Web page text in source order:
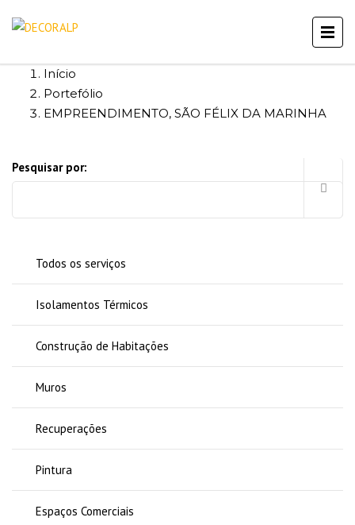
Início
Portefólio
EMPREENDIMENTO, SÃO FÉLIX DA MARINHA
Pesquisar por:
Todos os serviços
Isolamentos Térmicos
Construção de Habitações
Muros
Recuperações
Pintura
Espaços Comerciais